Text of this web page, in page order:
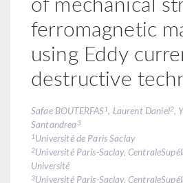
ferromagnetic
using Eddy
destructive
Safae BOUTERFAS1, Laurent Daniel2,
Santandrea3
1Université de Paris Saclay
2Université Paris-Saclay,
Université
3Université Paris-Saclay,